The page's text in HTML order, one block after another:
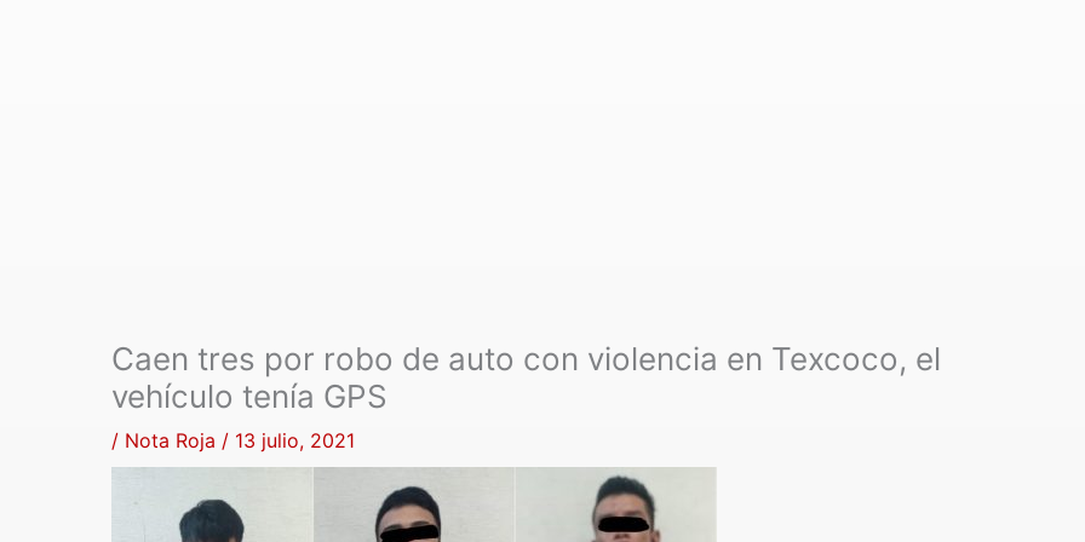
Caen tres por robo de auto con violencia en Texcoco, el
vehículo tenía GPS
/ Nota Roja / 13 julio, 2021